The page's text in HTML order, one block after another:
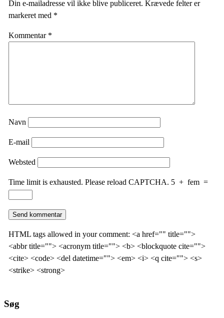
Din e-mailadresse vil ikke blive publiceret. Krævede felter er
markeret med *
Kommentar *
Navn
E-mail
Websted
Time limit is exhausted. Please reload CAPTCHA. 5 + fem =
HTML tags allowed in your comment: <a href="" title="">
<abbr title=""> <acronym title=""> <b> <blockquote cite="">
<cite> <code> <del datetime=""> <em> <i> <q cite=""> <s>
<strike> <strong>
Søg